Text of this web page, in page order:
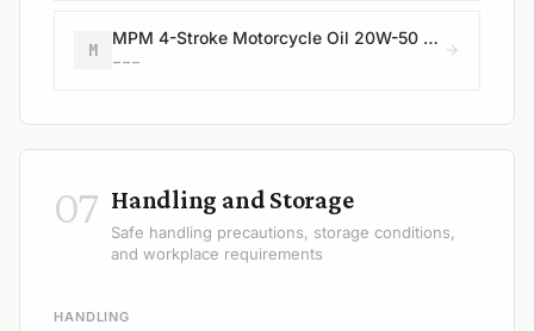
M
MPM 4-Stroke Motorcycle Oil 20W-50 Synthetic
---
07 Handling and Storage
Safe handling precautions, storage conditions,
and workplace requirements
HANDLING